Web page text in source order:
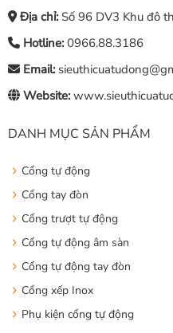
Địa chỉ:Số 96 DV3 Khu đô
Hotline:0966.88.3186
Email:
Website:
DANH MỤC SẢN PHẨM
Cổng tự động
Cổng tay đòn
Cổng trượt tự động
Cổng tự động âm sàn
Cổng tự động tay đòn
Cổng xếp Inox
Phụ kiện cổng tự động